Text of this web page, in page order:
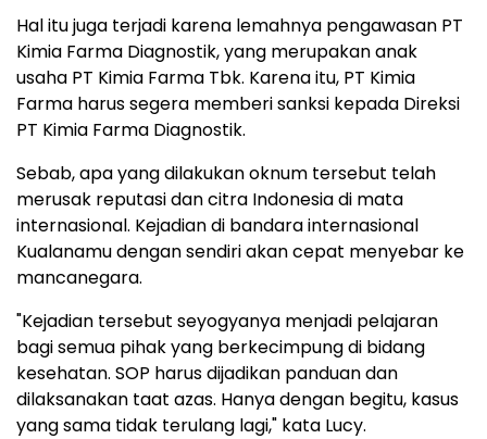
Hal itu juga terjadi karena lemahnya pengawasan PT
Kimia Farma Diagnostik, yang merupakan anak
usaha PT Kimia Farma Tbk. Karena itu, PT Kimia
Farma harus segera memberi sanksi kepada Direksi
PT Kimia Farma Diagnostik.
Sebab, apa yang dilakukan oknum tersebut telah
merusak reputasi dan citra Indonesia di mata
internasional. Kejadian di bandara internasional
Kualanamu dengan sendiri akan cepat menyebar ke
mancanegara.
"Kejadian tersebut seyogyanya menjadi pelajaran
bagi semua pihak yang berkecimpung di bidang
kesehatan. SOP harus dijadikan panduan dan
dilaksanakan taat azas. Hanya dengan begitu, kasus
yang sama tidak terulang lagi," kata Lucy.